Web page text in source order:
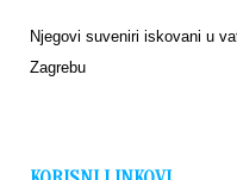
Njegovi suveniri iskovani u
Zagrebu